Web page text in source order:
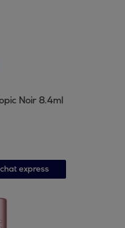
Noir 8.4ml
express